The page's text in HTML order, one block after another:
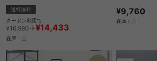
送料無料
クーポン利用で
¥16,980→ ¥14,433
在庫：△
¥9,760
在庫：△